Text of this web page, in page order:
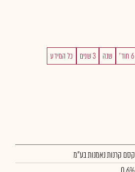
6 חוד' שנה 3 שנים כל המידע
קסם קרנות נאמנות בע"מ